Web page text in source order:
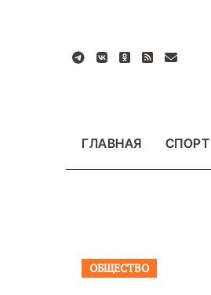
содержанию
ГЛАВНАЯ СПОРТ
ОБЩЕСТВО